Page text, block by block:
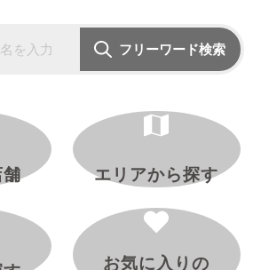
フリーワード検索
舗 エリアから探す
お気に入りの